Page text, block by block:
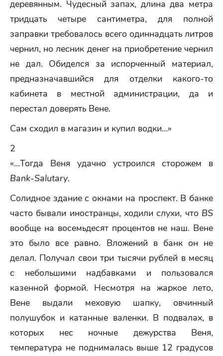
деревянным. Чудесный запах, длина два метра
тридцать четыре сантиметра, для полной
заправки требовалось всего одиннадцать литров
чернил, но лесник денег на приобретение чернил
не дал. Обиделся за испорченный материал,
предназначавшийся для отделки какого-то
кабинета в местной администрации, да и
перестал доверять Вене.
Сам сходил в магазин и купил водки…»
2
«…Тогда Веня удачно устроился сторожем в
Bank-Salutary.
Солидное здание с окнами на проспект. В банке
часто бывали иностранцы, ходили слухи, что BS
вообще на восемьдесят процентов не наш. Вене
это было все равно. Вложений в банк он не
делал. Получал свои три тысячи рублей в месяц
с небольшими надбавками и пользовался
казенной формой. Несмотря на жаркое лето,
Вене выдали меховую шапку, овчинный
полушубок и катанные валенки. В подвалах, в
которых нес ночные дежурства Веня,
температура не поднималась выше 12 градусов